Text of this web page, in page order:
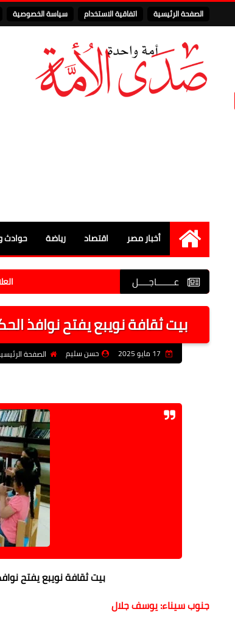
الصفحة الرئيسية اتفاقية الاستخدام سياسة الخصوصية
الرئيسية
أخبار مصر اقتصاد رياضة حوادث
عـــــــاجــــل العلاقات
بيت ثقافة نويبع يفتح نوافذ
حسن سليم الصفحة
بيت ثقافة نويبع يفتح
جنوب سيناء: يوسف جلال